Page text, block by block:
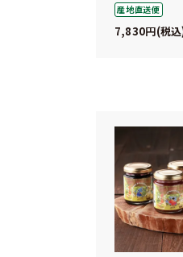
産地直送便
7,830 税込